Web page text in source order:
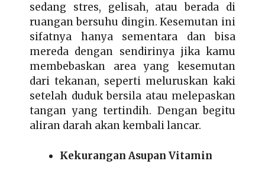
sedang stres, gelisah, atau berada di
ruangan bersuhu dingin. Kesemutan ini
sifatnya hanya sementara dan bisa
mereda dengan sendirinya jika kamu
membebaskan area yang kesemutan
dari tekanan, seperti meluruskan kaki
setelah duduk bersila atau melepaskan
tangan yang tertindih. Dengan begitu
aliran darah akan kembali lancar.
Kekurangan Asupan Vitamin